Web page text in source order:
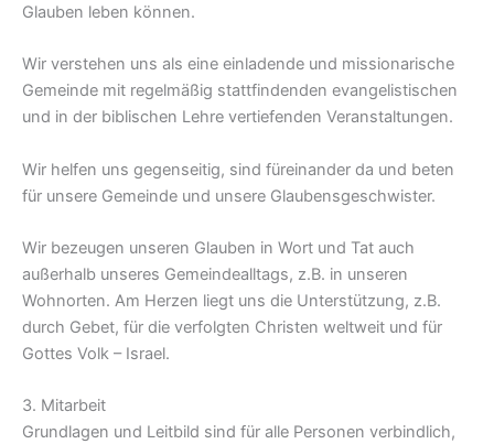
Glauben leben können.
Wir verstehen uns als eine einladende und missionarische
Gemeinde mit regelmäßig stattfindenden evangelistischen
und in der biblischen Lehre vertiefenden Veranstaltungen.
Wir helfen uns gegenseitig, sind füreinander da und beten
für unsere Gemeinde und unsere Glaubensgeschwister.
Wir bezeugen unseren Glauben in Wort und Tat auch
außerhalb unseres Gemeindealltags, z.B. in unseren
Wohnorten. Am Herzen liegt uns die Unterstützung, z.B.
durch Gebet, für die verfolgten Christen weltweit und für
Gottes Volk – Israel.
3. Mitarbeit
Grundlagen und Leitbild sind für alle Personen verbindlich,